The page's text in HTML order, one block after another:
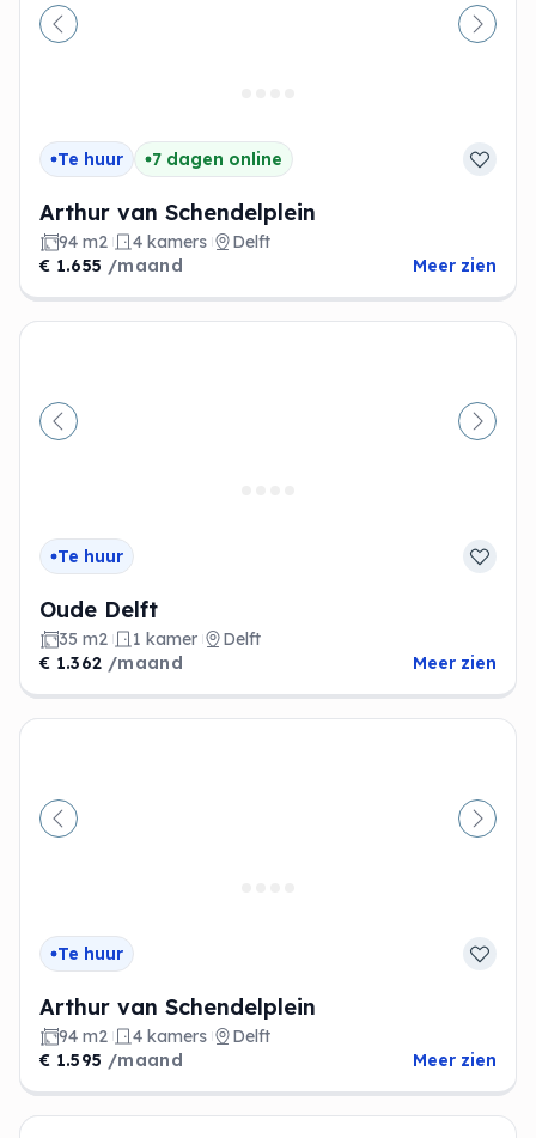
Vorige
Te huur 7 dagen online
Arthur van Schendelplein
94 m2 4 kamers
Delft
€ 1.655 /maand Meer zien
Vorige
Te huur
Oude Delft
35 m2 1 kamer
Delft
€ 1.362 /maand Meer zien
Vorige
Te huur
Arthur van Schendelplein
94 m2 4 kamers
Delft
€ 1.595 /maand Meer zien